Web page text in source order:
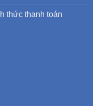
thức thanh toán